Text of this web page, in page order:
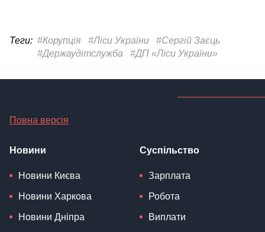
Теги: #Корупція #Ліси України
#Сергій Заєць
#Держаудітслужба
#ДП «Ліси України»
Повна версія
Новини
Новини Києва
Новини Харкова
Новини Дніпра
Суспільство
Зарплата
Робота
Виплати